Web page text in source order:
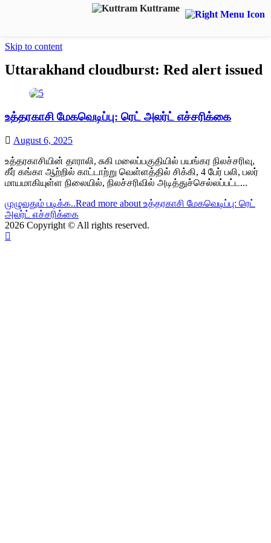
Skip to content
Uttarakhand cloudburst: Red alert issued
உத்தரகாசி மேகவெடிப்பு: ரெட் அலர்ட் எச்சரிக்கை
August 6, 2025
உத்தரகாசியின் தாராலி, சுகி மலைப்பகுதியில் பயங்கர நிலச்சரிவு,
கீர் கங்கா ஆற்றில் காட்டாற்று வெள்ளத்தில் சிக்கி, 4 பேர் பலி, பலர்
மாயமாகியுள்ள நிலையில், நிலச்சரிவில் அடித்துச்செல்லப்பட்ட...
முழுவதும் படிக்க..Read more about உத்தரகாசி மேகவெடிப்பு: ரெட்
அலர்ட் எச்சரிக்கை
2026 Copyright © All rights reserved.